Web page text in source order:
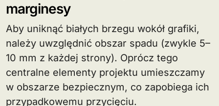
marginesy
Aby uniknąć białych brzegu wokół grafiki,
należy uwzględnić obszar spadu (zwykle 5–
10 mm z każdej strony). Oprócz tego
centralne elementy projektu umieszczamy
w obszarze bezpiecznym, co zapobiega ich
przypadkowemu przycięciu.